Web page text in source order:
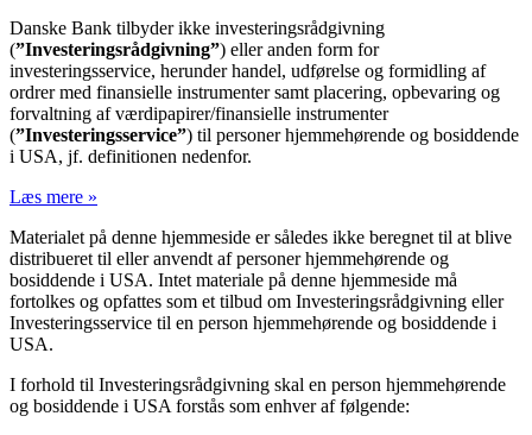
Danske Bank tilbyder ikke investeringsrådgivning
(”Investeringsrådgivning”) eller anden form for
investeringsservice, herunder handel, udførelse og formidling af
ordrer med finansielle instrumenter samt placering, opbevaring og
forvaltning af værdipapirer/finansielle instrumenter
(”Investeringsservice”) til personer hjemmehørende og bosiddende
i USA, jf. definitionen nedenfor.
Læs mere »
Materialet på denne hjemmeside er således ikke beregnet til at blive
distribueret til eller anvendt af personer hjemmehørende og
bosiddende i USA. Intet materiale på denne hjemmeside må
fortolkes og opfattes som et tilbud om Investeringsrådgivning eller
Investeringsservice til en person hjemmehørende og bosiddende i
USA.
I forhold til Investeringsrådgivning skal en person hjemmehørende
og bosiddende i USA forstås som enhver af følgende: